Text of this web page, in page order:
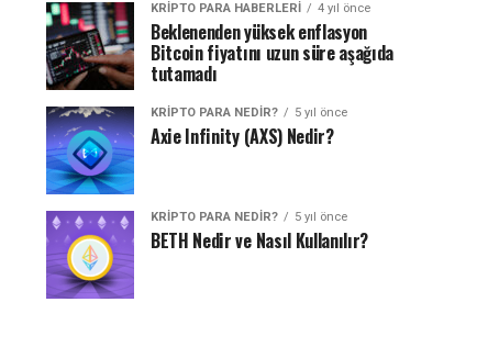
KRIPTO PARA HABERLERI 4 yıl önce
Beklenenden yüksek enflasyon
Bitcoin fiyatını uzun süre aşağıda
tutamadı
KRIPTO PARA NEDIR? 5 yıl önce
Axie Infinity (AXS) Nedir?
KRIPTO PARA NEDIR? 5 yıl önce
BETH Nedir ve Nasıl Kullanılır?